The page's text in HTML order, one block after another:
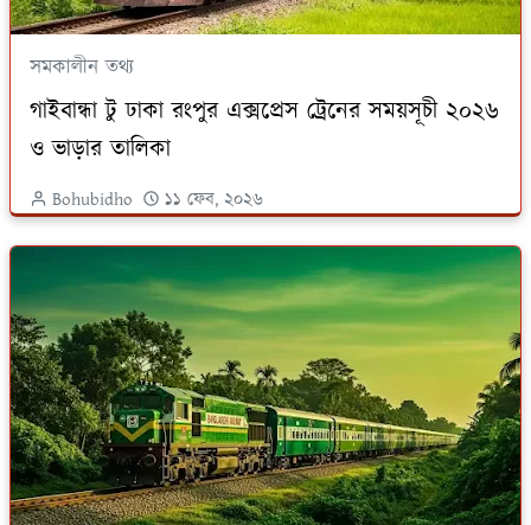
সমকালীন তথ্য
গাইবান্ধা টু ঢাকা রংপুর এক্সপ্রেস ট্রেনের সময়সূচী ২০২৬
ও ভাড়ার তালিকা
Bohubidho ১১ ফেব, ২০২৬